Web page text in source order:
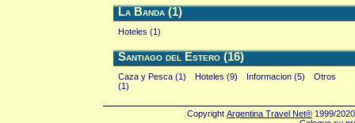
La Banda (1)
Hoteles (1)
Santiago del Estero (16)
Caza y Pesca (1) Hoteles (9) Informacion (5)
Otros
(1)
Copyright Argentina Travel Net® 1999/